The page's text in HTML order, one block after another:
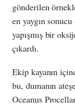
gönderilen
en yaygın
yapışmış bir
çıkardı.
Ekip kayanın
bu, dumanın
Oceanus